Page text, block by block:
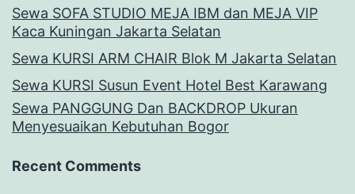
Sewa SOFA STUDIO MEJA IBM dan MEJA VIP
Kaca Kuningan Jakarta Selatan
Sewa KURSI ARM CHAIR Blok M Jakarta Selatan
Sewa KURSI Susun Event Hotel Best Karawang
Sewa PANGGUNG Dan BACKDROP Ukuran
Menyesuaikan Kebutuhan Bogor
Recent Comments